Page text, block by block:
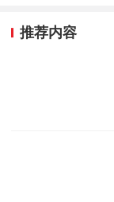
推荐内容